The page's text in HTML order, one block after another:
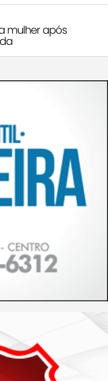
mulher após